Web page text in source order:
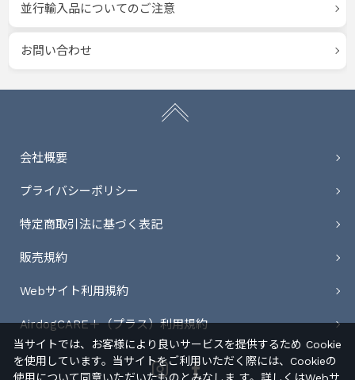
並行輸入品についてのご注意
お問い合わせ
会社概要
プライバシーポリシー
特定商取引法に基づく表記
販売規約
Webサイト利用規約
AirdogCARE＋（プラス）利用規約
InstagramFacebook
当サイトでは、お客様により良いサービスを提供するため Cookie
を使用しています。当サイトをご利用いただく際には、Cookieの